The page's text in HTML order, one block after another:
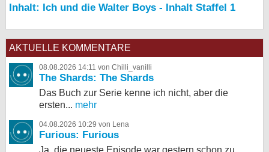
Inhalt: Ich und die Walter Boys - Inhalt Staffel 1
AKTUELLE KOMMENTARE
08.08.2026 14:11 von Chilli_vanilli
The Shards: The Shards
Das Buch zur Serie kenne ich nicht, aber die
ersten... mehr
04.08.2026 10:29 von Lena
Furious: Furious
Ja, die neueste Episode war gestern schon zu